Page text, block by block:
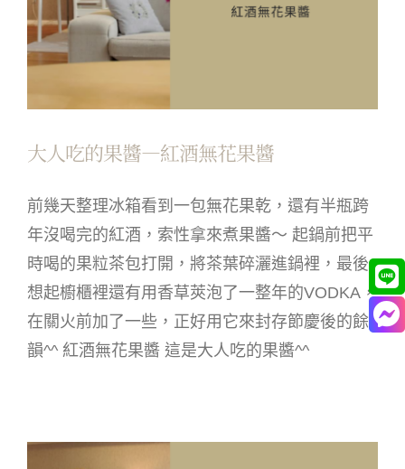
大人吃的果醬—紅酒無花果醬
前幾天整理冰箱看到一包無花果乾，還有半瓶跨
年沒喝完的紅酒，索性拿來煮果醬～ 起鍋前把平
時喝的果粒茶包打開，將茶葉碎灑進鍋裡，最後
想起櫥櫃裡還有用香草莢泡了一整年的VODKA，
在關火前加了一些，正好用它來封存節慶後的餘
韻^^ 紅酒無花果醬 這是大人吃的果醬^^